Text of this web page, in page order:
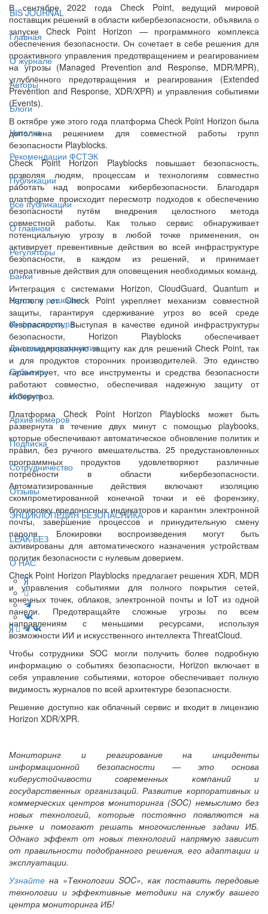
BIS JOURNAL
Главная
О журнале
Авторы
Блоги
Читалка
Рекомендации ФСТЭК
Публикации
Все публикации
О главном
Регуляторы
Банки
Угрозы и решения
Инфраструктура
Деловые мероприятия
Субъекты
История
Архив номеров
Подписка
Сотрудничество
Отзывы
ЭНЦИКЛОПЕДИЯ БЕЗОПАСНИКА
LEAK-БЕЗ
О НАС
В сентябре 2022 года Check Point, ведущий мировой
поставщик решений в области кибербезопасности, объявила о
запуске Check Point Horizon — программного комплекса
обеспечения безопасности. Он сочетает в себе решения для
проактивного управления предотвращением и реагированием
на угрозы (Managed Prevention and Response, MDR/MPR),
углублённого предотвращения и реагирования (Extended
Prevention and Response, XDR/XPR) и управления событиями
(Events).
В октябре уже этого года платформа Check Point Horizon была
дополнена решением для совместной работы групп
безопасности Playblocks.
Check Point Horizon Playblocks повышает безопасность,
позволяя людям, процессам и технологиям совместно
работать над вопросами кибербезопасности. Благодаря
платформе происходит пересмотр подходов к обеспечению
безопасности путём внедрения целостного метода
совместной работы. Как только сервис обнаруживает
потенциальную угрозу в любой точке применения, он
активирует превентивные действия во всей инфраструктуре
безопасности, в каждом из решений, и принимает
оперативные действия для оповещения необходимых команд.
Интеграция с системами Horizon, CloudGuard, Quantum и
Harmony от Check Point укрепляет механизм совместной
защиты, гарантируя сдерживание угроз во всей среде
безопасности. Выступая в качестве единой инфраструктуры
безопасности, Horizon Playblocks обеспечивает
консолидированную защиту как для решений Check Point, так
и для продуктов сторонних производителей. Это единство
гарантирует, что все инструменты и средства безопасности
работают совместно, обеспечивая надежную защиту от
киберугроз.
Платформа Check Point Horizon Playblocks может быть
развернута в течение двух минут с помощью playbooks,
которые обеспечивают автоматическое обновление политик и
правил, без ручного вмешательства. 25 предустановленных
программных продуктов удовлетворяют различные
потребности в области кибербезопасности.
Автоматизированные действия включают изоляцию
скомпрометированной конечной точки и её форензику,
блокировку вредоносных индикаторов и карантин электронной
почты, завершение процессов и принудительную смену
пароля. Блокировки воспроизведения могут быть
активированы для автоматического назначения устройствам
политик безопасности с нулевым доверием.
Check Point Horizon Playblocks предлагает решения XDR, MDR
и управления событиями для полного покрытия сетей,
конечных точек, облаков, электронной почты и IoT из одной
панели. Предотвращайте сложные угрозы по всем
направлениям с меньшими ресурсами, используя
возможности ИИ и искусственного интеллекта ThreatCloud.
Чтобы сотрудники SOC могли получить более подробную
информацию о событиях безопасности, Horizon включает в
себя управление событиями, которое обеспечивает полную
видимость журналов по всей архитектуре безопасности.
Решение доступно как облачный сервис и входит в лицензию
Horizon XDR/XPR.
Мониторинг и реагирование на инциденты
информационной безопасности — это основа
киберустойчивости современных компаний и
государственных организаций. Развитие корпоративных и
коммерческих центров мониторинга (SOC) немыслимо без
новых технологий, которые постоянно появляются на
рынке и помогают решать многочисленные задачи ИБ.
Однако эффект от новых технологий напрямую зависит
от правильности подобранного решения, его адаптации и
эксплуатации.
Узнайте на «Технологии SOC», как поставить передовые
технологии и эффективные методики на службу вашего
центра мониторинга ИБ!